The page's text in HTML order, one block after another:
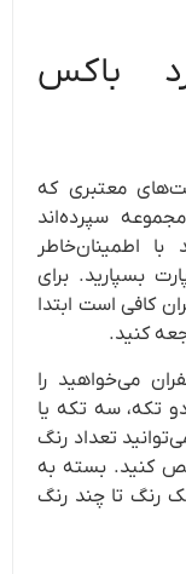
باکس
معتبری که
سپرده‌اند
با اطمینان‌خاطر
بسپارید. برای
کافی است ابتدا
کنید.
می‌خواهید را
تکه، سه تکه یا
تعداد رنگ
کنید. بسته به
رنگ تا چند رنگ